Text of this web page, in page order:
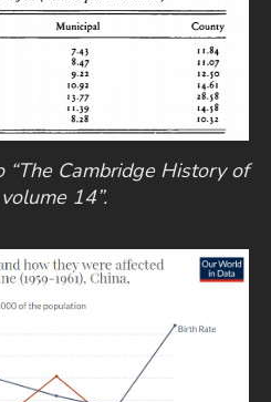
“The Cambridge History of
14”.